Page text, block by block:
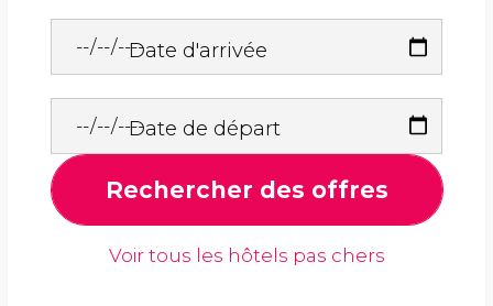
Date d'arrivée
Date de départ
Rechercher des offres
Voir tous les hôtels pas chers